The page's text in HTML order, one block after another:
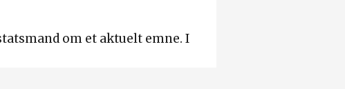
om et aktuelt emne. I